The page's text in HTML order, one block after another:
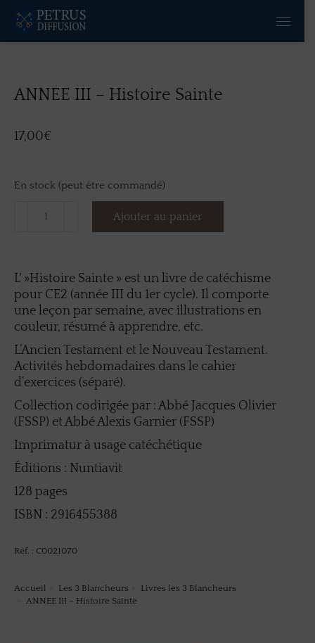
ANNEE III – Histoire Sainte
17,00€
En stock (peut être commandé)
Ajouter au panier
L' »Histoire Sainte » est un livre de catéchisme
pour CE2 (année III du 1er cycle). Il comporte
une leçon par semaine, avec illustrations en
couleur, résumé à apprendre, etc.
L’Ancien Testament et le Nouveau Testament.
Activités hebdomadaires dans le cahier
d’exercices (séparé).
Collection codirigée par : Abbé Jacques Olivier
(FSSP) et Abbé Alexis Garnier (FSSP)
Imprimatur à usage catéchétique
Éditions : Nuntiavit
128 pages
ISBN : 2916455388
Réf. : C0021070
Vous êtes ici :
Accueil Les 3 Blancheurs
Livres les 3 Blancheurs
ANNEE III – Histoire Sainte